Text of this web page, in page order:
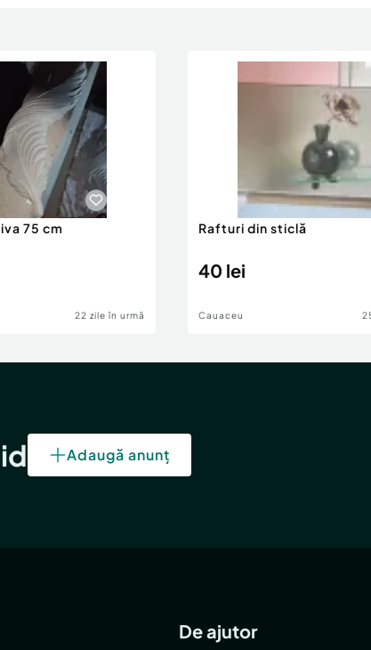
75 cm
22 zile în urmă
Rafturi din sticlă
40 lei
Cauaceu
Adaugă anunț
De ajutor